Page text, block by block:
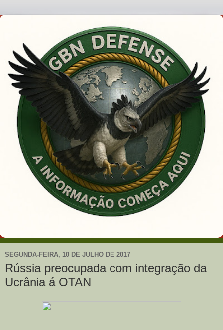
SEGUNDA-FEIRA, 10 DE JULHO DE 2017
Rússia preocupada com integração da
Ucrânia á OTAN